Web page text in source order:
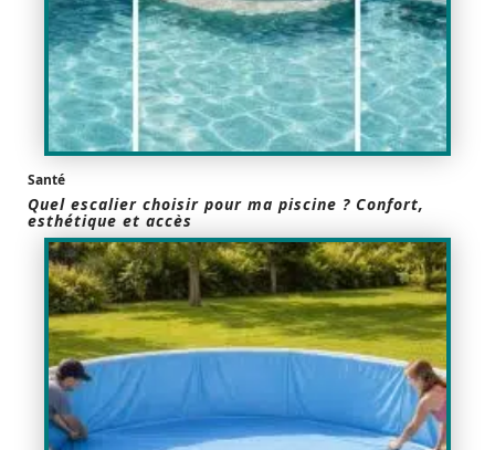
Santé
Quel escalier choisir pour ma piscine ? Confort,
esthétique et accès